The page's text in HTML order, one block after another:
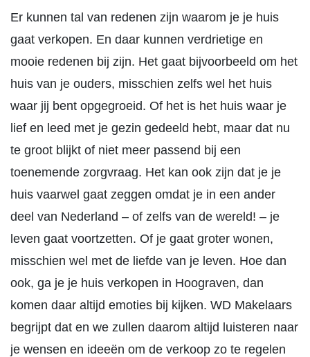
Er kunnen tal van redenen zijn waarom je je huis
gaat verkopen. En daar kunnen verdrietige en
mooie redenen bij zijn. Het gaat bijvoorbeeld om het
huis van je ouders, misschien zelfs wel het huis
waar jij bent opgegroeid. Of het is het huis waar je
lief en leed met je gezin gedeeld hebt, maar dat nu
te groot blijkt of niet meer passend bij een
toenemende zorgvraag. Het kan ook zijn dat je je
huis vaarwel gaat zeggen omdat je in een ander
deel van Nederland – of zelfs van de wereld! – je
leven gaat voortzetten. Of je gaat groter wonen,
misschien wel met de liefde van je leven. Hoe dan
ook, ga je je huis verkopen in Hoograven, dan
komen daar altijd emoties bij kijken. WD Makelaars
begrijpt dat en we zullen daarom altijd luisteren naar
je wensen en ideeën om de verkoop zo te regelen